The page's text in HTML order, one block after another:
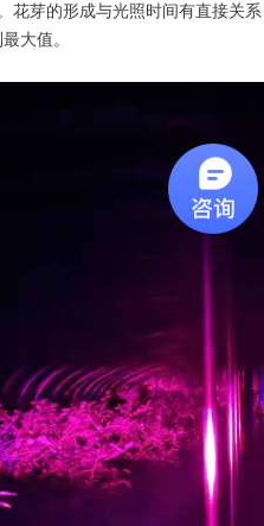
花芽的形成与光照时间有直接关
大值。